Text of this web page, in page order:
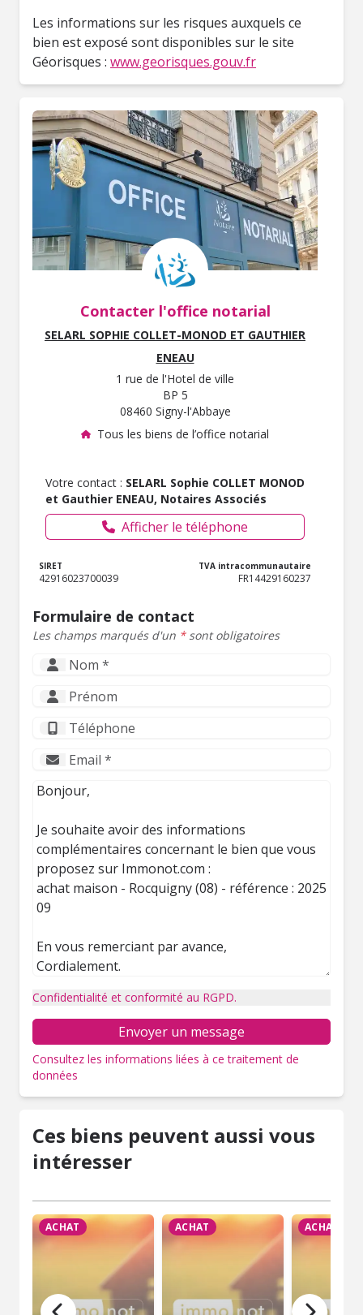
Les informations sur les risques auxquels ce
bien est exposé sont disponibles sur le site
Géorisques : www.georisques.gouv.fr
Contacter l'office notarial
SELARL SOPHIE COLLET-MONOD ET GAUTHIER
ENEAU
1 rue de l'Hotel de ville
BP 5
08460 Signy-l'Abbaye
Tous les biens de l’office notarial
Votre contact : SELARL Sophie COLLET MONOD
et Gauthier ENEAU, Notaires Associés
Afficher le téléphone
SIRET
42916023700039
TVA intracommunautaire
FR14429160237
Formulaire de contact
Les champs marqués d'un *sont obligatoires
Confidentialité et conformité au RGPD.
Envoyer un message
Consultez les informations liées à ce traitement de
données
Ces biens peuvent aussi vous
intéresser
ACHAT ACHAT ACHAT